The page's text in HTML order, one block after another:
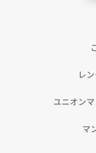
るため（
よびご連絡
5.お客様・
供 （1）
取り扱う個
レ
ユニオン
マ